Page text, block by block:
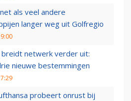
als veel andere
langer weg uit Golfregio
breidt netwerk verder uit:
nieuwe bestemmingen
probeert onrust bij